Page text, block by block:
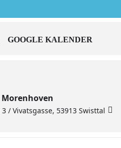
GOOGLE KALENDER
/ Vivatsgasse, 53913 Swisttal